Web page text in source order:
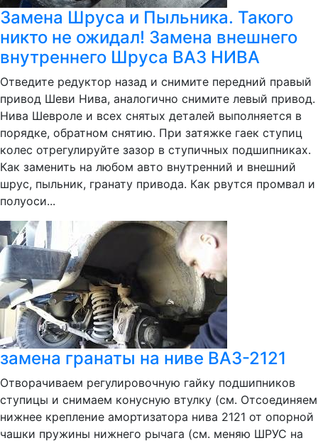
Замена Шруса и Пыльника. Такого
никто не ожидал! Замена внешнего
внутреннего Шруса ВАЗ НИВА
Отведите редуктор назад и снимите передний правый
привод Шеви Нива, аналогично снимите левый привод.
Нива Шевроле и всех снятых деталей выполняется в
порядке, обратном снятию. При затяжке гаек ступиц
колес отрегулируйте зазор в ступичных подшипниках.
Как заменить на любом авто внутренний и внешний
шрус, пыльник, гранату привода. Как рвутся промвал и
полуоси...
замена гранаты на ниве ВАЗ-2121
Отворачиваем регулировочную гайку подшипников
ступицы и снимаем конусную втулку (см. Отсоединяем
нижнее крепление амортизатора нива 2121 от опорной
чашки пружины нижнего рычага (см. меняю ШРУС на